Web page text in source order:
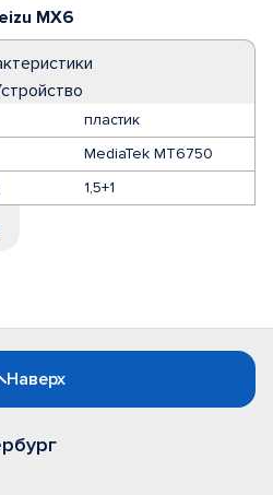
MX6
пластик
MediaTek MT6750
1,5+1
Наверх